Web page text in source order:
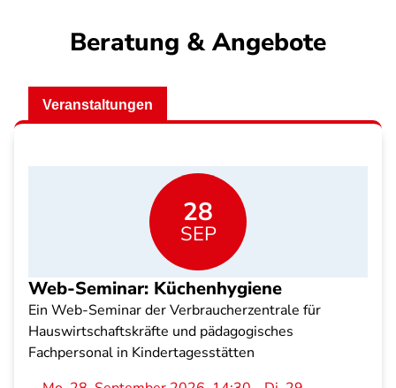
Beratung & Angebote
Veranstaltungen
28
SEP
Web-Seminar: Küchenhygiene
Ein Web-Seminar der Verbraucherzentrale für
Hauswirtschaftskräfte und pädagogisches
Fachpersonal in Kindertagesstätten